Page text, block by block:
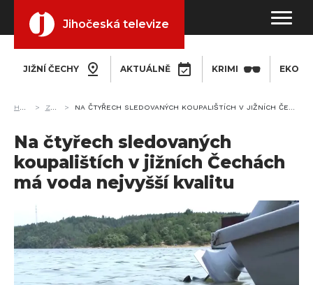
Jihočeská televize
JIŽNÍ ČECHY AKTUÁLNĚ KRIMI
HOME ZPRÁVY NA ČTYŘECH SLEDOVANÝCH KOUPALIŠTÍCH V JIŽNÍCH ČECHÁCH MÁ VODA NEJVYŠŠÍ KVALITU
Na čtyřech sledovaných
koupalištích v jižních Čechách
má voda nejvyšší kvalitu